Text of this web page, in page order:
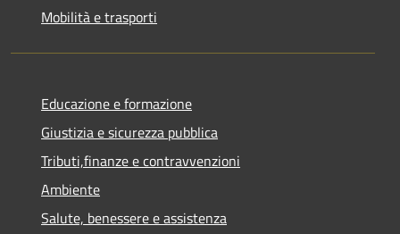
Mobilità e trasporti
Educazione e formazione
Giustizia e sicurezza pubblica
Tributi,finanze e contravvenzioni
Ambiente
Salute, benessere e assistenza